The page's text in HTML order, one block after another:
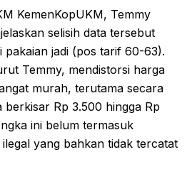
KemenKopUKM, Temmy
selisih data tersebut
pakaian jadi (pos tarif 60-63).
Temmy, mendistorsi harga
murah, terutama secara
Rp 3.500 hingga Rp
ini belum termasuk
yang bahkan tidak tercatat